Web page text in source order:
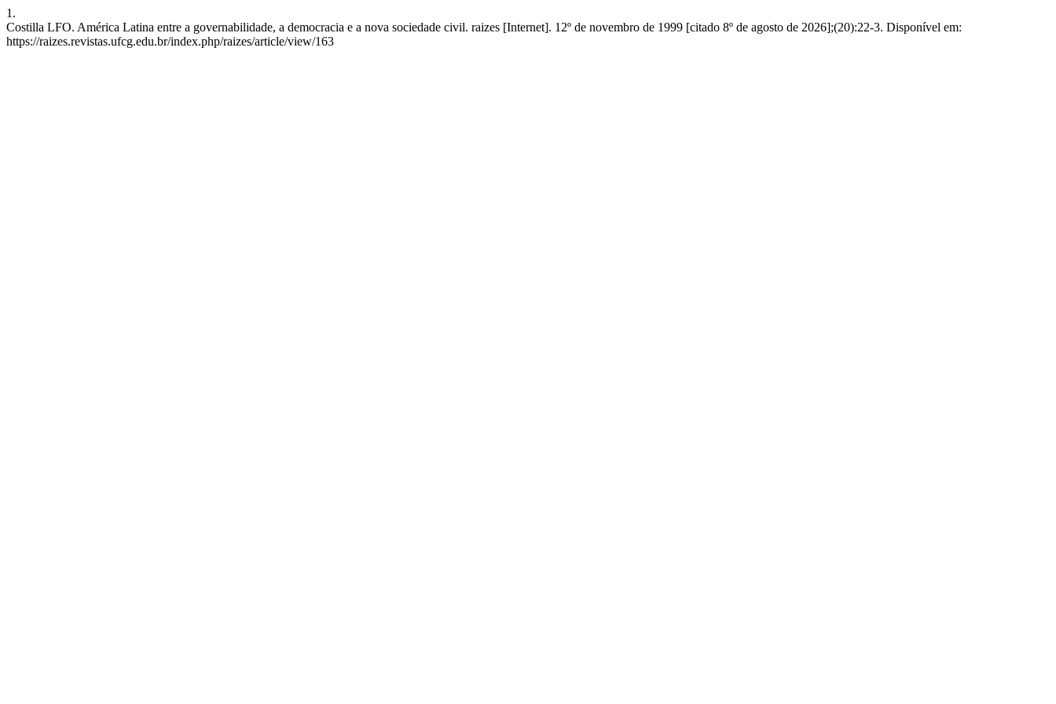
1.
Costilla LFO. América Latina entre a governabilidade, a democracia e a nova sociedade civil. raizes [Internet]. 12º de novembro de 1999 [citado 8º de agosto de 2026];(20):22-3. Disponível em:
https://raizes.revistas.ufcg.edu.br/index.php/raizes/article/view/163